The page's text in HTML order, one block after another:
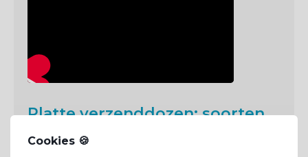
Cookies 🍪
Platte verzenddozen: soorten
en kwaliteiten